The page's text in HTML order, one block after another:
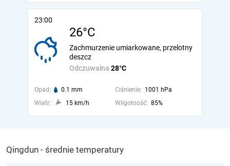
23:00
26°C
Odczuwalna 28°C
Zachmurzenie umiarkowane, przelotny
deszcz
Opad: 0.1 mm Ciśnienie: 1001 hPa
Wiatr:
15 km/h Wilgotność: 85%
Qingdun - średnie temperatury